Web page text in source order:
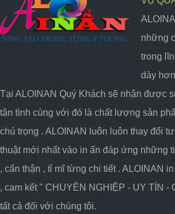
những
trong
dày
Tại ALOINAN Quý Khách sẽ nhận được
tận tình cùng với đó là chất lượng sản
chú trọng . ALOINAN luôn luôn thay đổi
thuật mới nhất vào in ấn đáp ứng những
, cẩn thận , tỉ mĩ từng chi tiết . ALOINAN
, cam kết " CHUYÊN NGHIỆP - UY TÍN -
tất cả đối với chúng tôi.